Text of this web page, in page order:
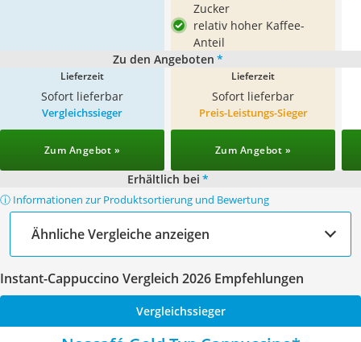
Zucker
relativ hoher Kaffee-
Anteil
Zu den Angeboten *
Lieferzeit
Sofort lieferbar
Lieferzeit
Sofort lieferbar
Vergleichssieger
Zum Angebot »
Preis-Leistungs-Sieger
Zum Angebot »
Erhältlich bei *
ⓘ Informationen zur Produktsortierung und Bewertung
Ähnliche Vergleiche anzeigen
Instant-Cappuccino Vergleich 2026 Empfehlungen
Vergleichssieger